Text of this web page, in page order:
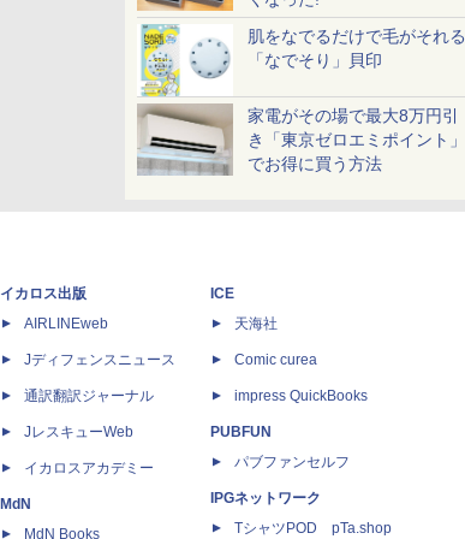
肌をなでるだけで毛がそれる
「なでそり」貝印
家電がその場で最大8万円引
き「東京ゼロエミポイント」
でお得に買う方法
イカロス出版
AIRLINEweb
Jディフェンスニュース
通訳翻訳ジャーナル
JレスキューWeb
イカロスアカデミー
MdN
MdN Books
ICE
天海社
Comic curea
impress QuickBooks
PUBFUN
パブファンセルフ
IPGネットワーク
TシャツPOD pTa.shop